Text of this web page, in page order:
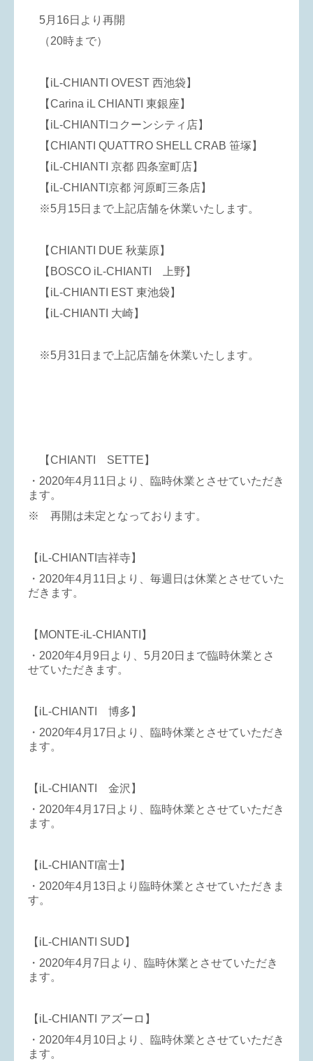
5月16日より再開
（20時まで）
【iL-CHIANTI OVEST 西池袋】
【Carina iL CHIANTI 東銀座】
【iL-CHIANTIコクーンシティ店】
【CHIANTI QUATTRO SHELL CRAB 笹塚】
【iL-CHIANTI 京都 四条室町店】
【iL-CHIANTI京都 河原町三条店】
※5月15日まで上記店舗を休業いたします。
【CHIANTI DUE 秋葉原】
【BOSCO iL-CHIANTI 上野】
【iL-CHIANTI EST 東池袋】
【iL-CHIANTI 大崎】
※5月31日まで上記店舗を休業いたします。
【CHIANTI SETTE】
・2020年4月11日より、臨時休業とさせていただき
ます。
※ 再開は未定となっております。
【iL-CHIANTI吉祥寺】
・2020年4月11日より、毎週日は休業とさせていた
だきます。
【MONTE-iL-CHIANTI】
・2020年4月9日より、5月20日まで臨時休業とさ
せていただきます。
【iL-CHIANTI 博多】
・2020年4月17日より、臨時休業とさせていただき
ます。
【iL-CHIANTI 金沢】
・2020年4月17日より、臨時休業とさせていただき
ます。
【iL-CHIANTI富士】
・2020年4月13日より臨時休業とさせていただきま
す。
【iL-CHIANTI SUD】
・2020年4月7日より、臨時休業とさせていただき
ます。
【iL-CHIANTI アズーロ】
・2020年4月10日より、臨時休業とさせていただき
ます。